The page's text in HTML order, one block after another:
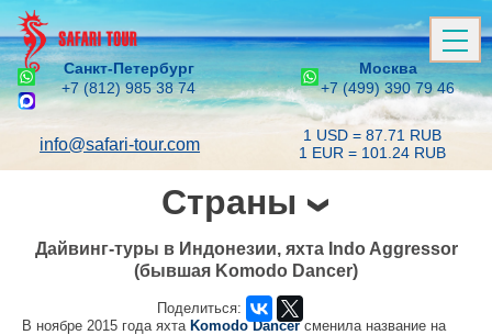
Санкт-Петербург
+7 (812) 985 38 74
Москва
+7 (499) 390 79 46
info@safari-tour.com
1 USD = 87.71 RUB
1 EUR = 101.24 RUB
Страны
Дайвинг-туры в Индонезии, яхта Indo Aggressor
(бывшая Komodo Dancer)
Поделиться:
В ноябре 2015 года яхта Komodo Dancerсменила название на